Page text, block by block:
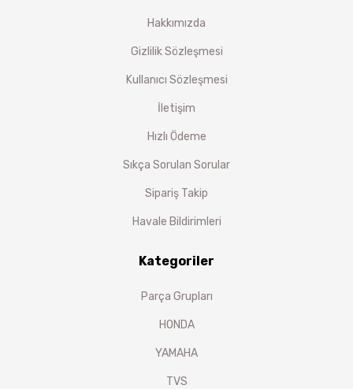
Hakkımızda
Gizlilik Sözleşmesi
Kullanıcı Sözleşmesi
İletişim
Hızlı Ödeme
Sıkça Sorulan Sorular
Sipariş Takip
Havale Bildirimleri
Kategoriler
Parça Grupları
HONDA
YAMAHA
TVS